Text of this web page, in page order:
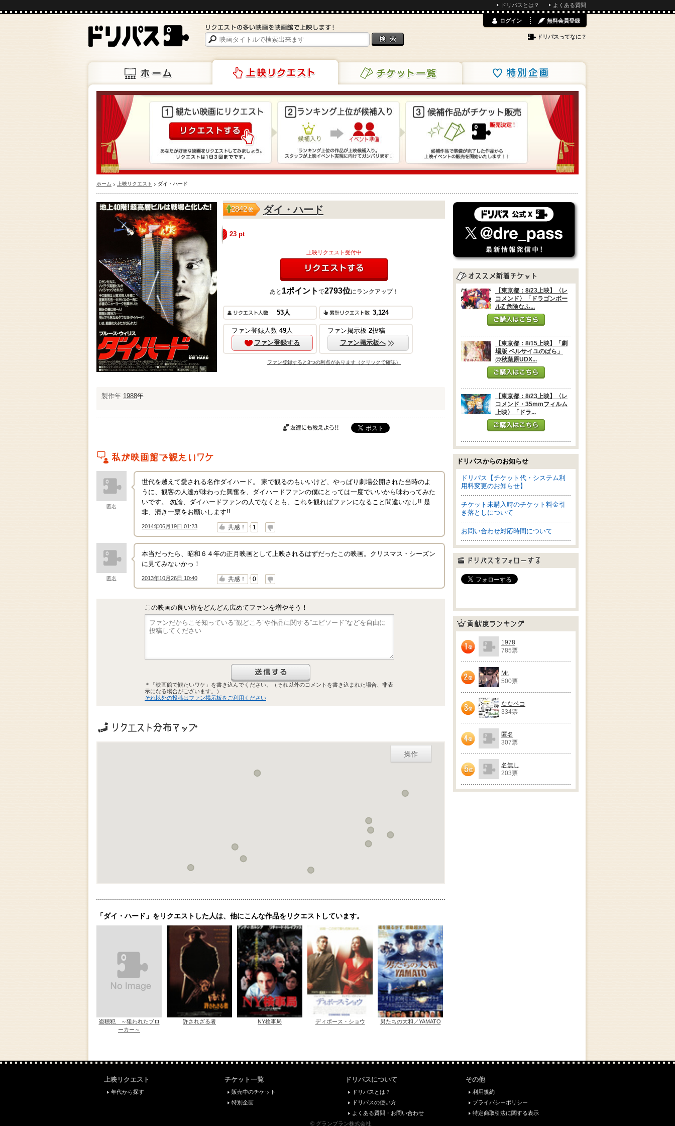
ドリパスとは？ よくある質問
チケット一覧 特別企画
ログイン 無料会員登録
ドリパスってなに？
ホーム 上映リクエスト ダイ・ハード
2842位 ダイ・ハード
23 pt
上映リクエスト受付中
リクエストする
あと 1ポイント で2793位にランクアップ！
53人 3,124
ファン登録人数 49人
ファン登録する
ファン掲示板 2投稿
ファン掲示板へ
ファン登録すると3つの利点があります（クリックで確認）
製作年 1988年
私がこの作品を映画館で観たいワケ
匿名
世代を越えて愛される名作ダイハード。 家で観るのもいいけど、やっぱり劇場公開された当時のよ
うに、観客の人達が味わった興奮を、ダイハードファンの僕にとっては一度でいいから味わってみた
いです。 勿論、ダイハードファンの人でなくとも、これを観ればファンになること間違いなし!! 是
非、清き一票をお願いします!!
2014年06月19日 01:23
↑ 共感！ 1
↓
匿名
本当だったら、昭和６４年の正月映画として上映されるはずだったこの映画。クリスマス・シーズン
に見てみないかっ！
2013年10月26日 10:40
↑ 共感！ 0
↓
この映画の良い所をどんどん広めてファンを増やそう！
＊「映画館で観たいワケ」を書き込んでください。（それ以外のコメントを書き込まれた場合、非表
示になる場合がございます。）
それ以外の投稿はファン掲示板をご利用ください
操作
「ダイ・ハード」をリクエストした人は、他にこんな作品をリクエストしています。
盗聴犯 ～狙われたブロ
ーカー～
許されざる者 NY検事局 ディボース・ショウ 男たちの大和／YAMATO
【東京都：8/23上映】〈レ
コメンド〉「ドラゴンボー
ルZ 危険なふ...
ご購入はこちら
【東京都：8/15上映】「劇
場版 ベルサイユのばら」
@秋葉原UDX...
【東京都：8/23上映】〈レ
コメンド・35mmフィルム
上映〉「ドラ...
ご購入はこちら
ドリパスからのお知らせ
ドリパス【チケット代・システム利
用料変更のお知らせ】
チケット未購入時のチケット料金引
き落としについて
お問い合わせ対応時間について
ドリパスをフォローする
貢献度ランキング1978
785票
Mr.
500票
ななペコ
334票
匿名
307票
名無し
203票
上映リクエスト
年代から探す
チケット一覧
販売中のチケット
特別企画
ドリパスについて
ドリパスとは？
ドリパスの使い方
よくある質問・お問い合わせ
その他
利用規約
プライバシーポリシー
特定商取引法に関する表示
© グランプラン株式会社.